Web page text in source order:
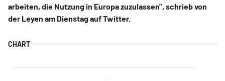
arbeiten, die Nutzung in Europa zuzulassen", schrieb von
der Leyen am Dienstag auf Twitter.